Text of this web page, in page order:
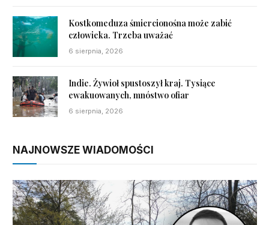
Kostkomeduza śmiercionośna może zabić
człowieka. Trzeba uważać
6 sierpnia, 2026
Indie. Żywioł spustoszył kraj. Tysiące
ewakuowanych, mnóstwo ofiar
6 sierpnia, 2026
NAJNOWSZE WIADOMOŚCI